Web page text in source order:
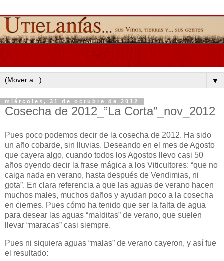
▼
miércoles, 31 de octubre de 2012
Cosecha de 2012_”La Corta”_nov_2012
Pues poco podemos decir de la cosecha de 2012. Ha sido
un año cobarde, sin lluvias. Deseando en el mes de Agosto
que cayera algo, cuando todos los Agostos llevo casi 50
años oyendo decir la frase mágica a los Viticultores: “que no
caiga nada en verano, hasta después de Vendimias, ni
gota”. En clara referencia a que las aguas de verano hacen
muchos males, muchos daños y ayudan poco a la cosecha
en ciernes. Pues cómo ha tenido que ser la falta de agua
para desear las aguas “malditas” de verano, que suelen
llevar “maracas” casi siempre.
Pues ni siquiera aguas “malas” de verano cayeron, y así fue
el resultado: